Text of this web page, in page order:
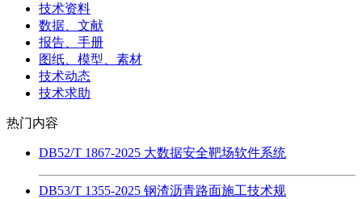
技术资料
数据、文献
报告、手册
图纸、模型、素材
技术动态
技术求助
热门内容
DB52/T 1867-2025 大数据安全靶场软件系统
DB53/T 1355-2025 钢渣沥青路面施工技术规